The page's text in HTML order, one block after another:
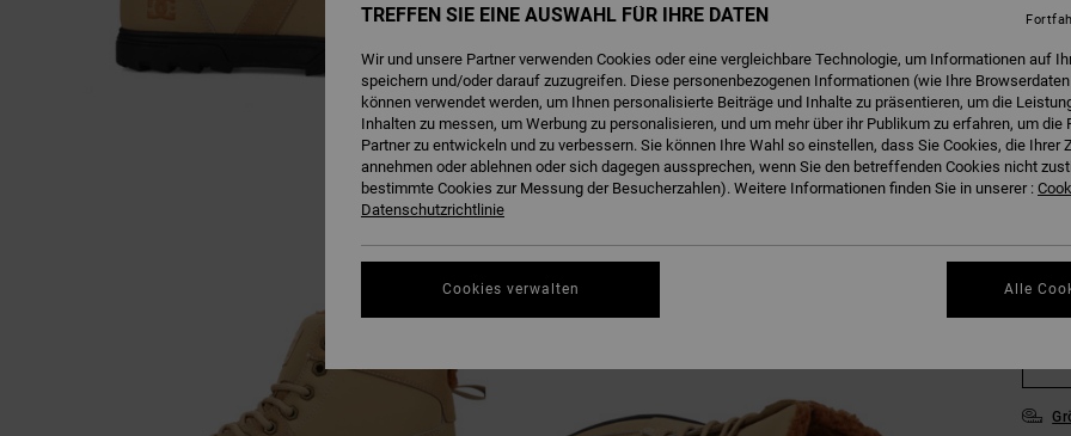
Farbe
42
TREFFEN SIE EINE AUSWAHL FÜR IHRE DATEN
Wir und unsere Partner verwenden Cookies oder eine vergleichbare Technologie, um Informationen auf
speichern und/oder darauf zuzugreifen. Diese personenbezogenen Informationen (wie Ihre
können verwendet werden, um Ihnen personalisierte Beiträge und Inhalte zu präsentieren, um die
Inhalten zu messen, um Werbung zu personalisieren, und um mehr über ihr Publikum zu erfahren, um die
Partner zu entwickeln und zu verbessern. Sie können Ihre Wahl so einstellen, dass Sie Cookies, die Ihrer
annehmen oder ablehnen oder sich dagegen aussprechen, wenn Sie den betreffenden Cookies nicht
bestimmte Cookies zur Messung der Besucherzahlen). Weitere Informationen finden Sie in unserer :
Datenschutzrichtlinie
Cookies verwalten Alle